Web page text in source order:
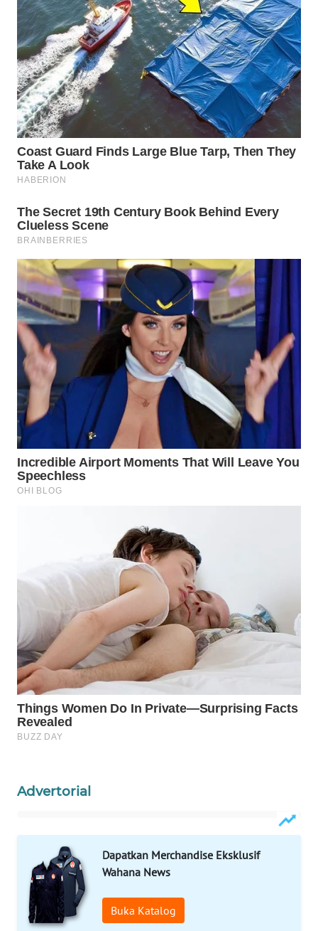
Advertorial
Dapatkan Merchandise Eksklusif
Wahana News
Buka Katalog
WN
PRIANGAN
TIMUR
WN
SEMARANG
WN
SOLO
WN
WN
WN
SURABAYA
WN
NATUNA
WN
BINTAN
MANDALIKA
WN
BORNEO
Wahana
Media
Group
WAHANA
NEWS
ADVOKAT
WAHANA
INFRASTRUKTUR
WAHANA